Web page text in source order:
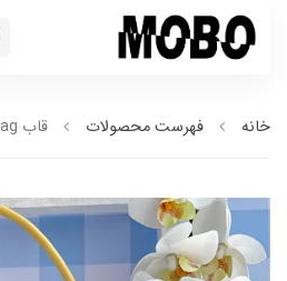
خانه فهرست محصولات قاب Bear Bag (کدC2042)